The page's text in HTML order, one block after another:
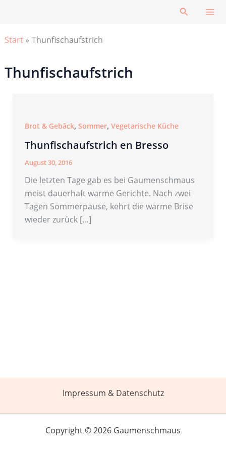
Suchen
Start Thunfischaufstrich
Thunfischaufstrich
Brot & Gebäck, Sommer, Vegetarische Küche
Thunfischaufstrich en Bresso
August 30, 2016
Die letzten Tage gab es bei Gaumenschmaus
meist dauerhaft warme Gerichte. Nach zwei
Tagen Sommerpause, kehrt die warme Brise
wieder zurück […]
Impressum & Datenschutz
Copyright © 2026 Gaumenschmaus